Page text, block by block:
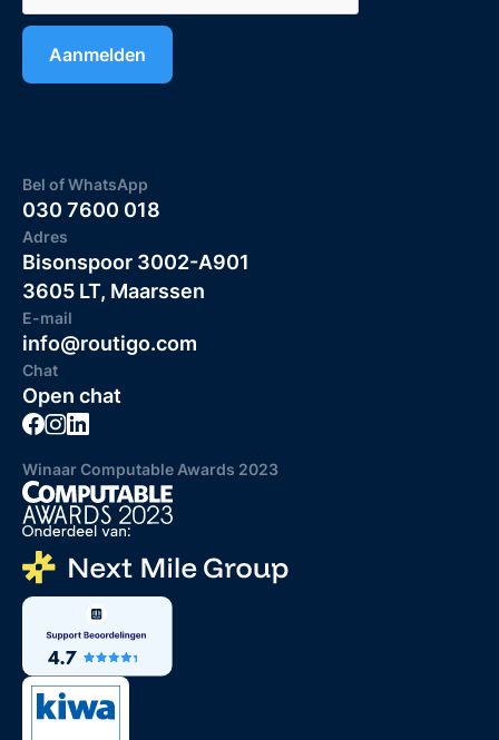
Bel of WhatsApp
030 7600 018
Adres
Bisonspoor 3002-A901
3605 LT, Maarssen
E-mail
info@routigo.com
Chat
Open chat
Winaar Computable Awards 2023